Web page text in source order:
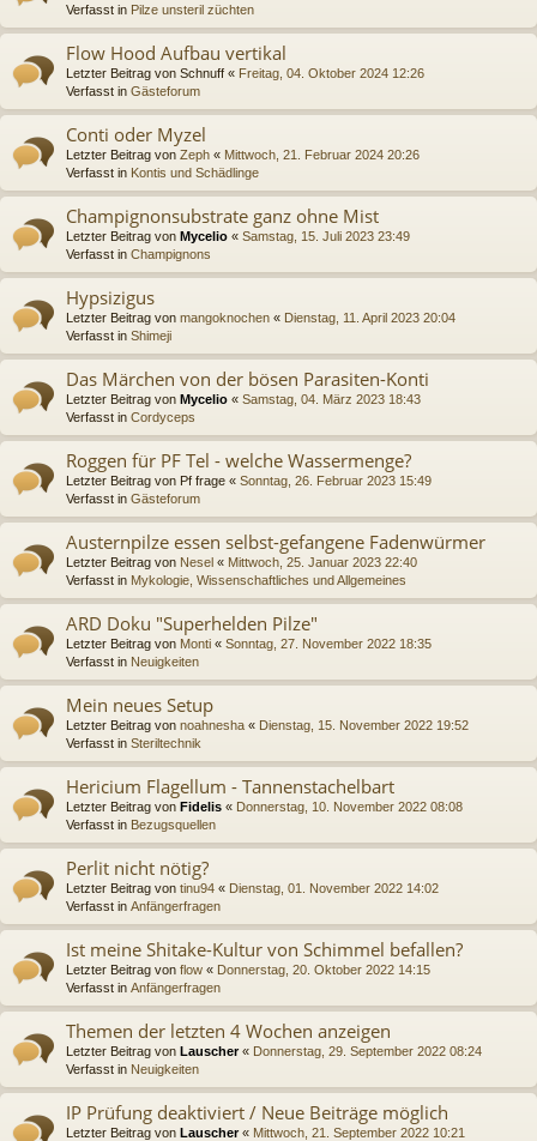
Verfasst in Pilze unsteril züchten
Flow Hood Aufbau vertikal
Letzter Beitrag von Schnuff « Freitag, 04. Oktober 2024 12:26
Verfasst in Gästeforum
Conti oder Myzel
Letzter Beitrag von Zeph « Mittwoch, 21. Februar 2024 20:26
Verfasst in Kontis und Schädlinge
Champignonsubstrate ganz ohne Mist
Letzter Beitrag von Mycelio « Samstag, 15. Juli 2023 23:49
Verfasst in Champignons
Hypsizigus
Letzter Beitrag von mangoknochen « Dienstag, 11. April 2023 20:04
Verfasst in Shimeji
Das Märchen von der bösen Parasiten-Konti
Letzter Beitrag von Mycelio « Samstag, 04. März 2023 18:43
Verfasst in Cordyceps
Roggen für PF Tel - welche Wassermenge?
Letzter Beitrag von Pf frage « Sonntag, 26. Februar 2023 15:49
Verfasst in Gästeforum
Austernpilze essen selbst-gefangene Fadenwürmer
Letzter Beitrag von Nesel « Mittwoch, 25. Januar 2023 22:40
Verfasst in Mykologie, Wissenschaftliches und Allgemeines
ARD Doku "Superhelden Pilze"
Letzter Beitrag von Monti « Sonntag, 27. November 2022 18:35
Verfasst in Neuigkeiten
Mein neues Setup
Letzter Beitrag von noahnesha « Dienstag, 15. November 2022 19:52
Verfasst in Steriltechnik
Hericium Flagellum - Tannenstachelbart
Letzter Beitrag von Fidelis « Donnerstag, 10. November 2022 08:08
Verfasst in Bezugsquellen
Perlit nicht nötig?
Letzter Beitrag von tinu94 « Dienstag, 01. November 2022 14:02
Verfasst in Anfängerfragen
Ist meine Shitake-Kultur von Schimmel befallen?
Letzter Beitrag von flow « Donnerstag, 20. Oktober 2022 14:15
Verfasst in Anfängerfragen
Themen der letzten 4 Wochen anzeigen
Letzter Beitrag von Lauscher« Donnerstag, 29. September 2022 08:24
Verfasst in Neuigkeiten
IP Prüfung deaktiviert / Neue Beiträge möglich
Letzter Beitrag von Lauscher« Mittwoch, 21. September 2022 10:21